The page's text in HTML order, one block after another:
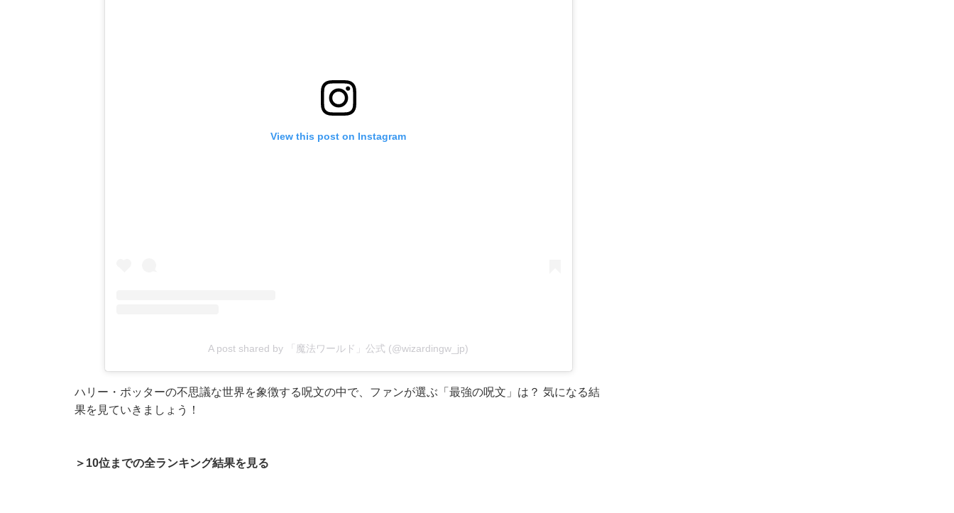
View this post on Instagram
A post shared by 「魔法ワールド」公式 (@wizardingw_jp)
ハリー・ポッターの不思議な世界を象徴する呪文の中で、ファンが選ぶ「最強の呪文」は？ 気になる結
果を見ていきましょう！
＞10位までの全ランキング結果を見る